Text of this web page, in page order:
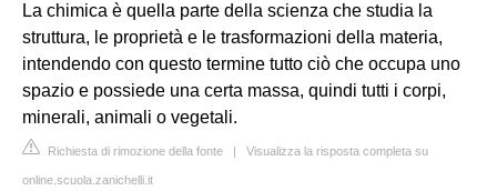
La chimica è quella parte della scienza che studia la
struttura, le proprietà e le trasformazioni della materia,
intendendo con questo termine tutto ciò che occupa uno
spazio e possiede una certa massa, quindi tutti i corpi,
minerali, animali o vegetali.
Richiesta di rimozione della fonte | Visualizza la risposta completa su
online.scuola.zanichelli.it